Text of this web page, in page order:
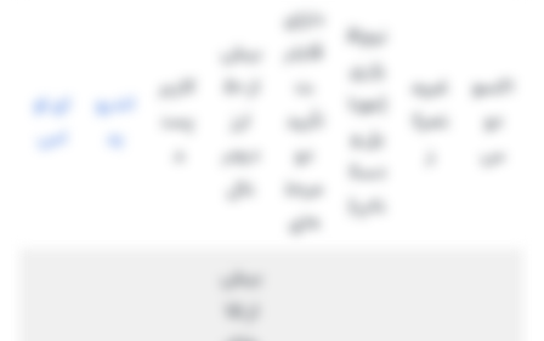
اکسو
دو
س
غیرم
تمرک
نرم‌اف
زاری
(موبا
یل و
دسک
تاپ)
دارای
قابلی
ت
تأیید
دو
مرحل
ه‌ای
بیش
از ۵۰
ارز
دیجی
تال
کاربر
پسن
د
اندرو
ید
ای او
اس
بیش
از ۱۵